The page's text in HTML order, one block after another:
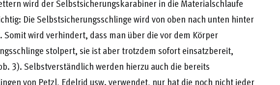
wird der Selbstsicherungskarabiner in die Materialschlaufe
Die Selbstsicherungsschlinge wird von oben nach unten hinter
wird verhindert, dass man über die vor dem Körper
stolpert, sie ist aber trotzdem sofort einsatzbereit,
3). Selbstverständlich werden hierzu auch die bereits
von Petzl, Edelrid usw. verwendet, nur hat die noch nicht jeder